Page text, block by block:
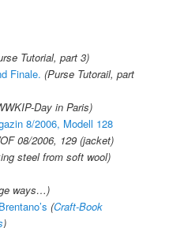
Tutorial, part 3)
Finale. (Purse Tutorail, part
Day in Paris)
8/2006, Modell 128
08/2006, 129 (jacket)
steel from soft wool)
ways…)
(Craft-Book
)